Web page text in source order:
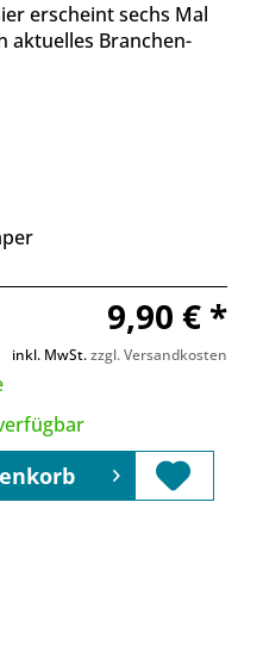
erscheint sechs Mal
aktuelles Branchen-
9,90 € *
inkl. MwSt.zzgl. Versandkosten